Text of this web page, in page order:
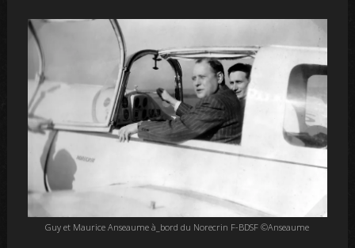
Guy et Maurice Anseaume à_bord du Norecrin F-BDSF ©Anseaume